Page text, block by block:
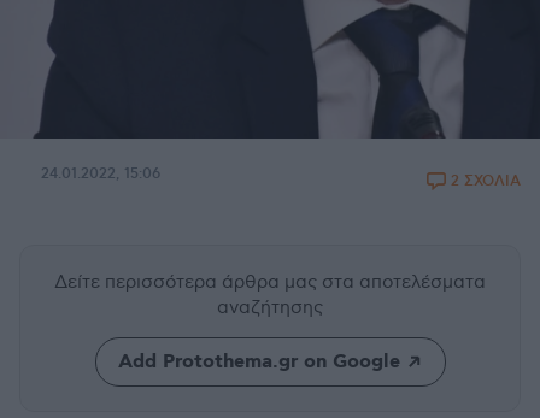
24.01.2022, 15:06 2 ΣΧΟΛΙΑ
Δείτε περισσότερα άρθρα μας στα αποτελέσματα
αναζήτησης
Add Protothema.gr on Google